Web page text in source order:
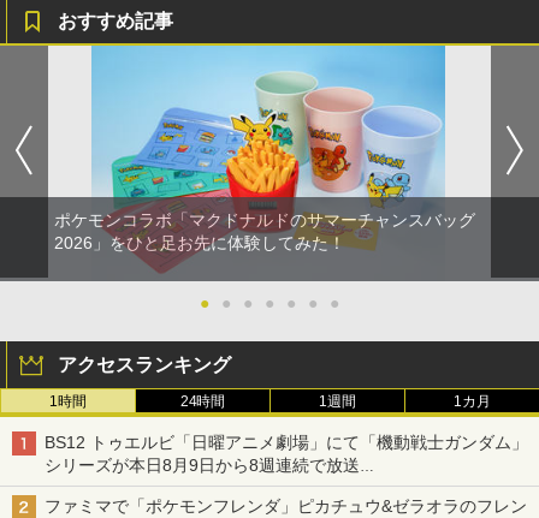
おすすめ記事
ポケモンコラボ「マクドナルドのサマーチャンスバッグ
2026」をひと足お先に体験してみた！
● ● ● ● ● ● ●
アクセスランキング
1時間 24時間 1週間 1カ月
BS12 トゥエルビ「日曜アニメ劇場」にて「機動戦士ガンダム」
シリーズが本日8月9日から8週連続で放送
初回は「機動戦士ガンダム【HDリマスター版】」
ファミマで「ポケモンフレンダ」ピカチュウ&ゼラオラのフレン